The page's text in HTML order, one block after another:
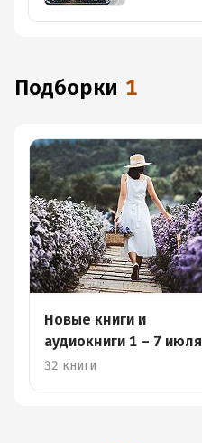
Подборки 1
Новые книги и
аудиокниги 1 – 7 июля
32 книги